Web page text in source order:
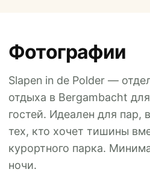
Фотографии
Slapen in de Polder —
отдыха в Bergambacht
гостей. Идеален для пар,
тех, кто хочет тишины
курортного парка.
ночи.